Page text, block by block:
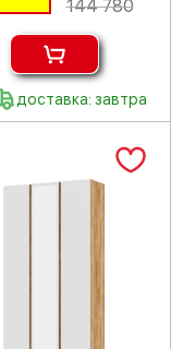
144 780
доставка: завтра